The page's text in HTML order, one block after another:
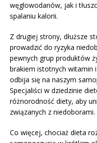
węglowodanów, jak i
spalaniu kalorii.
Z drugiej strony, dłuższe
prowadzić do ryzyka
pewnych grup produktów
brakiem istotnych witamin
odbija się na naszym
Specjaliści w dziedzinie
różnorodność diety, aby
związanych z niedoborami.
Co więcej, chociaż dieta